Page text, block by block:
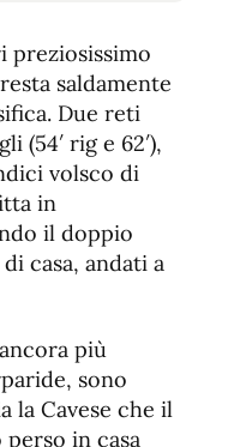
de
de
fuente.
preziosissimo
saldamente
Due reti
(54′ rig e 62′),
volsco di
in
il doppio
casa, andati a
più
sono
la Cavese che il
in casa